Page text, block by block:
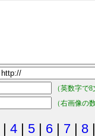
（英数字で
（右画像の
| 4 | 5 | 6 | 7 | 8